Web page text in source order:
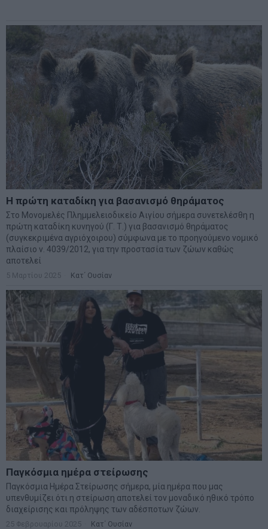
Η πρώτη καταδίκη για βασανισμό θηράματος
Στο Μονομελές Πλημμελειοδικείο Αιγίου σήμερα συνετελέσθη η
πρώτη καταδίκη κυνηγού (Γ. Τ.) για βασανισμό θηράματος
(συγκεκριμένα αγριόχοιρου) σύμφωνα με το προηγούμενο νομικό
πλαίσιο ν. 4039/2012, για την προστασία των ζώων καθώς
αποτελεί
5 Μαρτίου 2025 Κατ΄ Ουσίαν
Παγκόσμια ημέρα στείρωσης
Παγκόσμια Ημέρα Στείρωσης σήμερα, μία ημέρα που μας
υπενθυμίζει ότι η στείρωση αποτελεί τον μοναδικό ηθικό τρόπο
διαχείρισης και πρόληψης των αδέσποτων ζώων.
25 Φεβρουαρίου 2025 Κατ΄ Ουσίαν